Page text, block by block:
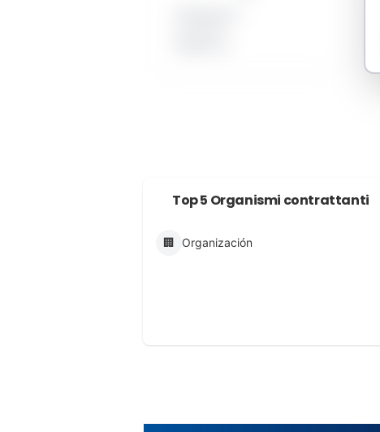
Top 5 Organismi contrattanti
🏢 Organización